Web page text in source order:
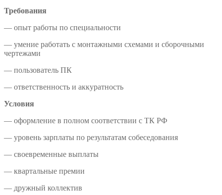
Требования
— опыт работы по специальности
— умение работать с монтажными схемами и сборочными
чертежами
— пользователь ПК
— ответственность и аккуратность
Условия
— оформление в полном соответствии с ТК РФ
— уровень зарплаты по результатам собеседования
— своевременные выплаты
— квартальные премии
— дружный коллектив